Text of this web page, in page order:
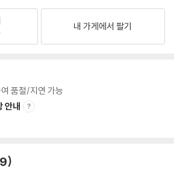
내 가게에서 팔기
품절/지연 가능
안내
9